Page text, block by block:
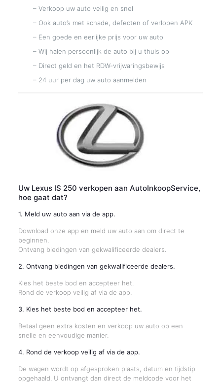
– Verkoop uw auto veilig en snel
– Ook auto’s met schade, defecten of verlopen APK
– Een goede en eerlijke prijs voor uw auto
– Wij halen persoonlijk de auto bij u thuis op
– Direct geld en het RDW-vrijwaringsbewijs
– 24 uur per dag uw auto aanmelden
Uw Lexus IS 250 verkopen aan AutoInkoopService,
hoe gaat dat?
1. Meld uw auto aan via de app.
Download onze app en meld uw auto aan om direct te
beginnen.
Ontvang biedingen van gekwalificeerde dealers.
2. Ontvang biedingen van gekwalificeerde dealers.
Kies het beste bod en accepteer het.
Rond de verkoop veilig af via de app.
3. Kies het beste bod en accepteer het.
Betaal geen extra kosten en verkoop uw auto op een
snelle en eenvoudige manier.
4. Rond de verkoop veilig af via de app.
De wagen wordt op afgesproken plaats, datum en tijdstip
opgehaald. U ontvangt dan direct de meldcode voor het